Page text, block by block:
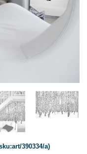
390334/a)